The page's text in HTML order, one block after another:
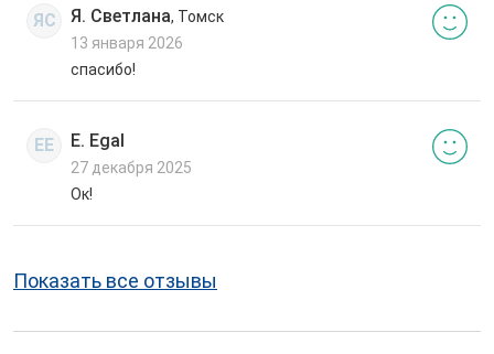
ЯС Я. Светлана, Томск
13 января 2026
спасибо!
EE E. Egal
27 декабря 2025
Ок!
Показать все отзывы